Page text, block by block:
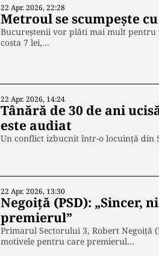
22 Apr. 2026, 22:28
Metroul se scumpește
Bucureștenii vor plăti mai mult
costa 7 lei,…
22 Apr. 2026, 14:24
Tânără de 30 de ani
este audiat
Un conflict izbucnit într-o locuință din
22 Apr. 2026, 13:30
Negoiță (PSD): „Sincer,
premierul”
Primarul Sectorului 3, Robert Negoiță
motivele pentru care premierul…